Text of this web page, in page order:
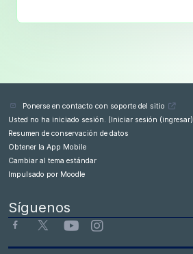
Ponerse en contacto con soporte del sitio
Usted no ha iniciado sesión. ( Iniciar sesión (ingresar)
Resumen de conservación de datos
Obtener la App Mobile
Cambiar al tema estándar
Impulsado por Moodle
Síguenos